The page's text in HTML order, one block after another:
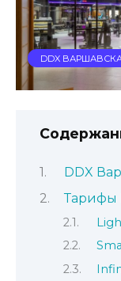
DDX
DDX
Тарифы